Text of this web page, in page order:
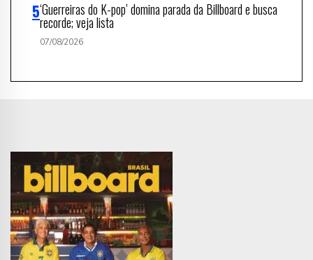
‘Guerreiras do K-pop’ domina parada da Billboard e busca
recorde; veja lista
07/08/2026